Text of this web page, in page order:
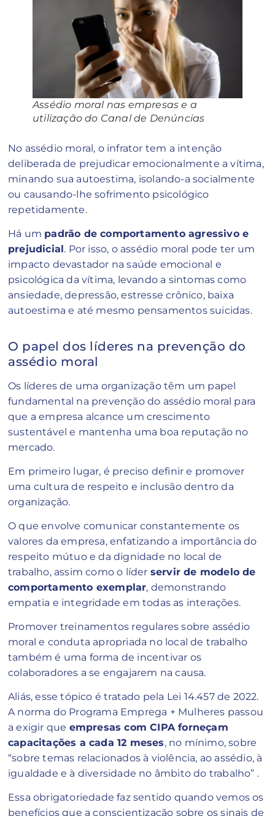
Assédio moral nas empresas e a
utilização do Canal de Denúncias
No assédio moral, o infrator tem a intenção
deliberada de prejudicar emocionalmente a vítima,
minando sua autoestima, isolando-a socialmente
ou causando-lhe sofrimento psicológico
repetidamente.
Há um padrão de comportamento agressivo e
prejudicial. Por isso, o assédio moral pode ter um
impacto devastador na saúde emocional e
psicológica da vítima, levando a sintomas como
ansiedade, depressão, estresse crônico, baixa
autoestima e até mesmo pensamentos suicidas.
O papel dos líderes na prevenção do
assédio moral
Os líderes de uma organização têm um papel
fundamental na prevenção do assédio moral para
que a empresa alcance um crescimento
sustentável e mantenha uma boa reputação no
mercado.
Em primeiro lugar, é preciso definir e promover
uma cultura de respeito e inclusão dentro da
organização.
O que envolve comunicar constantemente os
valores da empresa, enfatizando a importância do
respeito mútuo e da dignidade no local de
trabalho, assim como o líder servir de modelo de
comportamento exemplar, demonstrando
empatia e integridade em todas as interações.
Promover treinamentos regulares sobre assédio
moral e conduta apropriada no local de trabalho
também é uma forma de incentivar os
colaboradores a se engajarem na causa.
Aliás, esse tópico é tratado pela Lei 14.457 de 2022.
A norma do Programa Emprega + Mulheres passou
a exigir que empresas com CIPA forneçam
capacitações a cada 12 meses, no mínimo, sobre
“sobre temas relacionados à violência, ao assédio, à
igualdade e à diversidade no âmbito do trabalho” .
Essa obrigatoriedade faz sentido quando vemos os
benefícios que a conscientização sobre os sinais de